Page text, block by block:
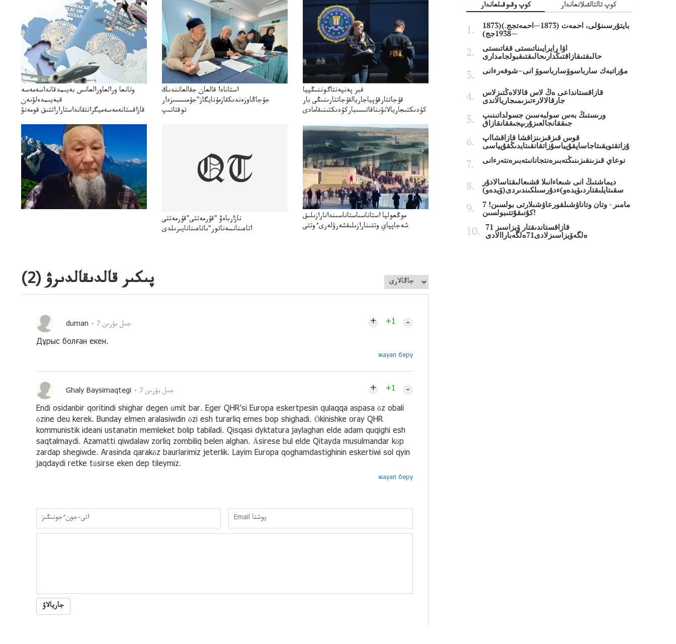
وتانعا ورالعاورالعانس بەيىمدقانداسەمەسە
قبەيىمدەلۋىەن
قازاقستانەمەسەميگرانتقانداستاراراتتىق قومەنۋ
مميگرانتتاردىياسىاقپاراتتىققولداۋجانەالەۋمەتتىكبەيىمدەۋدىڭمەدياستراتەگياسى
استانادا قالعان جقالعانندىك
جۇجاڭاوزەندىكقازمۇنايگاز"جۇمىسسىزدار
توقتاتىپ
فبر پەنپەنتاگوننىڭپيا
قۇجاتتارقۇپياجاريالقۇجاتتارىنىڭى بار
كۇدىكتىجاريالانۋىناقاتىسىباركۇدىكتىنىقامادى
نازارباەۆ "قۇرمەتتى"قۇرمەتتى
اتاعىنانسەناتور"ىاتاعىنانايىرىلدى
موڭعوليا استاناسىاستاناسىندانارازىلىق
شەجاپپاي وتتىنارازىلىقشەرۋلەرىءوتتى
پىكىر قالدىقالدىرۋ (2
)
duman 7 جىل بۇرىن + +1 –
Дұрыс болған екен.
жауап беру
Ghaly Baysimaqtegi 7 جىل بۇرىن + +1 –
Endi osidanbir qoritindi shighar degen ümit bar. Eger QHR'si Europa eskertpesin qulaqqa aspasa öz obali
özine deu kerek. Bunday elmen aralasiwdin özi esh turarliq emes bop shighadi. Ökinishke oray QHR
kommunistik ideani ustanatin memleket bolip tabiladi. Qisqasi dyktatura jaylaghan elde adam quqighi esh
saqtalmaydi. Azamatti qiwdalaw zorliq zombiliq belen alghan. Äsirese bul elde Qitayda musulmandar köp
zardap shegiwde. Arasinda qaraköz baurlarimiz jeterlik. Layim Europa qoghamdastighinin eskertiwi sol qyin
jaqdaydi retke tüsirse eken dep tileymiz.
жауап беру
جاريالاۋ
كوپ وقىوقىلعاندار كوپ تالتالقىلانعاندار
بايتۇرسىنۇلى، احمەت (1873—احمەتجج.)(1873
—1938جج)
اۋا رايرايىناتىستى ققاتىستى
حالىقتىقازاقتىڭدارىحالىقتىقبولجامدارى
مۇراتبەك سارباسوۆسارباسوۆ انى–شوفەرءانى
قازاقستانداعى ەڭ لاس قالالاەڭتىزلاس
جارقالالارءتىزىمىجاريالاندى
ورىستىڭ بەس سولبەسىن جسولداتىنىپ
جىققانجالعىزۇرىپجىققانقازاق
قوس قىزقىزىنزاقشا قازاقشااپ
ۇزاتقتويقىتاجاساپقۇپياسۇزاتقانقىتايدىڭقۇپياسى
نوعاي قىزىنقىزىنىڭتەبىرەنتجانانىتەبىرەنتەرءانى
ديماشتىڭ انى شىعاءانىلا قشىعالىقتاسالادۇر
سقىتايلىقتاردىۆيدەو)ءدۇرسىلكىندىردى(ۆيدەو)
7 مامىر - وتان وتاناۋشىلقورعاۋشىلارتى بولسىن!
كۇنىقۇتتىبولسىن!
قازاقستاندىقتار ۆيزاسىز 71
ەلگەۆيزاسىزلادى71ەلگەباراالادى